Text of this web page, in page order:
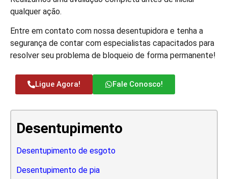
qualquer ação.
Entre em contato com nossa desentupidora e tenha a
segurança de contar com especialistas capacitados para
resolver seu problema de bloqueio de forma permanente!
Ligue Agora! Fale Conosco!
Desentupimento
Desentupimento de esgoto
Desentupimento de pia